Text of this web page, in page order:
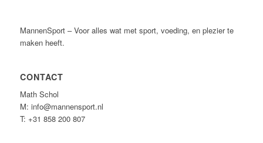
MannenSport – Voor alles wat met sport, voeding, en plezier te
maken heeft.
CONTACT
Math Schol
M: info@mannensport.nl
T: +31 858 200 807